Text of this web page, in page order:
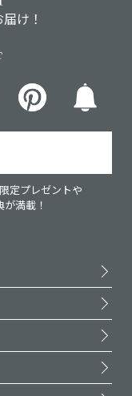
け！
LINE pinterest
定プレゼントや
満載！